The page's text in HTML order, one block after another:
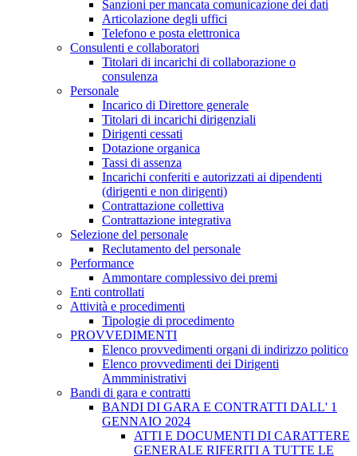
Sanzioni per mancata comunicazione dei dati
Articolazione degli uffici
Telefono e posta elettronica
Consulenti e collaboratori
Titolari di incarichi di collaborazione o
consulenza
Personale
Incarico di Direttore generale
Titolari di incarichi dirigenziali
Dirigenti cessati
Dotazione organica
Tassi di assenza
Incarichi conferiti e autorizzati ai dipendenti
(dirigenti e non dirigenti)
Contrattazione collettiva
Contrattazione integrativa
Selezione del personale
Reclutamento del personale
Performance
Ammontare complessivo dei premi
Enti controllati
Attività e procedimenti
Tipologie di procedimento
PROVVEDIMENTI
Elenco provvedimenti organi di indirizzo politico
Elenco provvedimenti dei Dirigenti
Ammministrativi
Bandi di gara e contratti
BANDI DI GARA E CONTRATTI DALL' 1
GENNAIO 2024
ATTI E DOCUMENTI DI CARATTERE
GENERALE RIFERITI A TUTTE LE